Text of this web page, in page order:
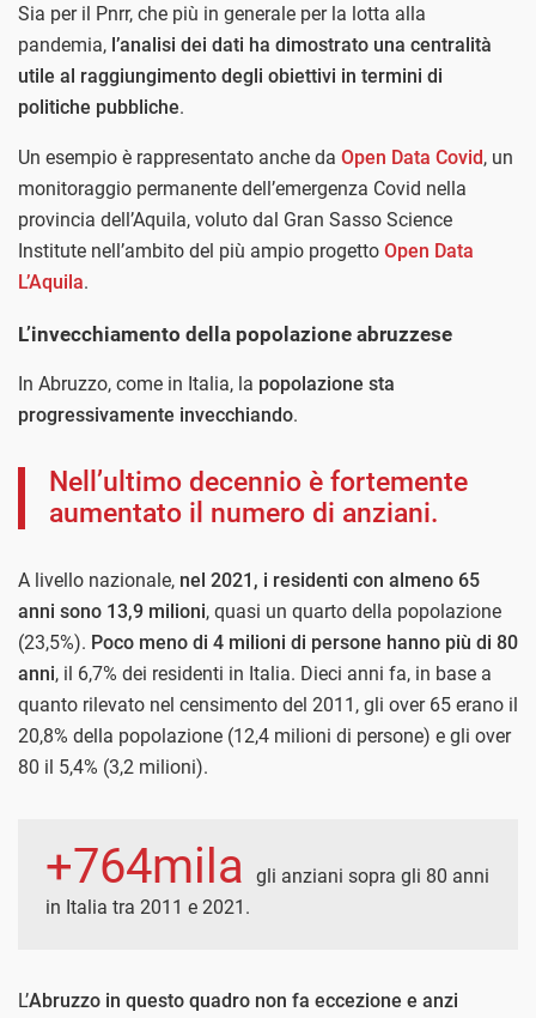
Sia per il Pnrr, che più in generale per la lotta alla
pandemia, l’analisi dei dati ha dimostrato una centralità
utile al raggiungimento degli obiettivi in termini di
politiche pubbliche.
Un esempio è rappresentato anche da Open Data Covid, un
monitoraggio permanente dell’emergenza Covid nella
provincia dell’Aquila, voluto dal Gran Sasso Science
Institute nell’ambito del più ampio progetto Open Data
L’Aquila.
L’invecchiamento della popolazione abruzzese
In Abruzzo, come in Italia, la popolazione sta
progressivamente invecchiando.
Nell’ultimo decennio è fortemente
aumentato il numero di anziani.
A livello nazionale, nel 2021, i residenti con almeno 65
anni sono 13,9 milioni, quasi un quarto della popolazione
(23,5%). Poco meno di 4 milioni di persone hanno più di 80
anni, il 6,7% dei residenti in Italia. Dieci anni fa, in base a
quanto rilevato nel censimento del 2011, gli over 65 erano il
20,8% della popolazione (12,4 milioni di persone) e gli over
80 il 5,4% (3,2 milioni).
+764mila
gli anziani sopra gli 80 anni
in Italia tra 2011 e 2021.
L’Abruzzo in questo quadro non fa eccezione e anzi